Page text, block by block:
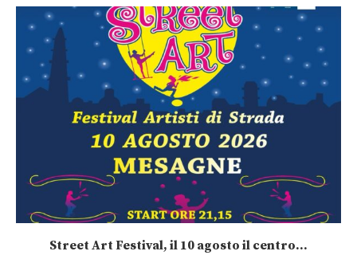
Street Art Festival, il 10 agosto il centro...